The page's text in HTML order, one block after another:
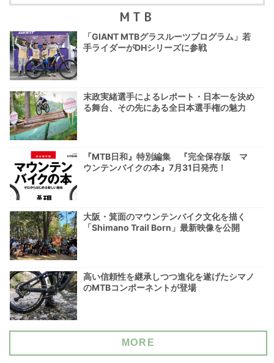
MTB
「GIANT MTBグラスルーツプログラム」若
手ライダーがDHシリーズに参戦
末政実緒選手によるレポート・日本一を決め
る舞台、その先にある全日本選手権の魅力
『MTB日和』特別編集 『完全保存版 マ
ウンテンバイクの本』7月31日発売！
大阪・箕面のマウンテンバイク文化を描く
「Shimano Trail Born」最新映像を公開
高い信頼性を継承しつつ進化を遂げたシマノ
のMTBコンポーネントが登場
MORE